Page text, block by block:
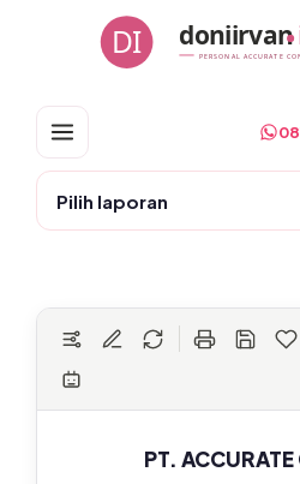
DI doniirvan
PERSONAL ACCURATE
Pilih laporan
PT.